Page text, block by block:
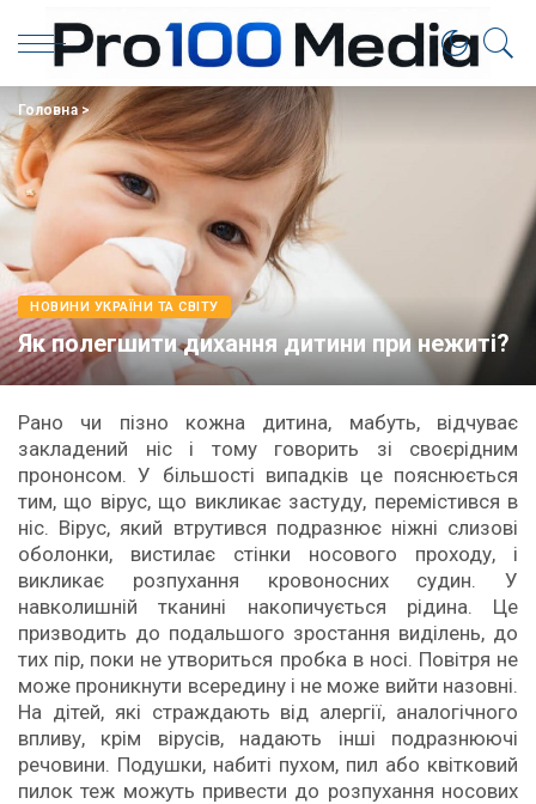
Головна>
НОВИНИ УКРАЇНИ ТА СВІТУ
Як полегшити дихання дитини при нежиті?
Рано чи пізно кожна дитина, мабуть, відчуває
закладений ніс і тому говорить зі своєрідним
прононсом. У більшості випадків це пояснюється
тим, що вірус, що викликає застуду, перемістився в
ніс. Вірус, який втрутився подразнює ніжні слизові
оболонки, вистилає стінки носового проходу, і
викликає розпухання кровоносних судин. У
навколишній тканині накопичується рідина. Це
призводить до подальшого зростання виділень, до
тих пір, поки не утвориться пробка в носі. Повітря не
може проникнути всередину і не може вийти назовні.
На дітей, які страждають від алергії, аналогічного
впливу, крім вірусів, надають інші подразнюючі
речовини. Подушки, набиті пухом, пил або квітковий
пилок теж можуть привести до розпухання носових